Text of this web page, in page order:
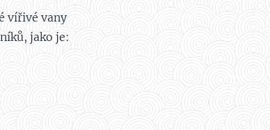
vířivé vany
jako je: